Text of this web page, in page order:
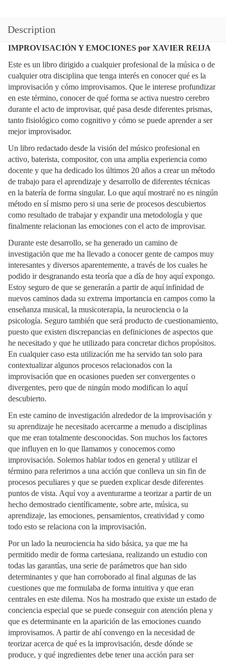
Description
IMPROVISACIÓN Y EMOCIONES por XAVIER REIJA
Este es un libro dirigido a cualquier profesional de la música o de
cualquier otra disciplina que tenga interés en conocer qué es la
improvisación y cómo improvisamos. Que le interese profundizar
en este término, conocer de qué forma se activa nuestro cerebro
durante el acto de improvisar, qué pasa desde diferentes prismas,
tanto fisiológico como cognitivo y cómo se puede aprender a ser
mejor improvisador.
Un libro redactado desde la visión del músico profesional en
activo, baterista, compositor, con una amplia experiencia como
docente y que ha dedicado los últimos 20 años a crear un método
de trabajo para el aprendizaje y desarrollo de diferentes técnicas
en la batería de forma singular. Lo que aquí mostraré no es ningún
método en sí mismo pero si una serie de procesos descubiertos
como resultado de trabajar y expandir una metodología y que
finalmente relacionan las emociones con el acto de improvisar.
Durante este desarrollo, se ha generado un camino de
investigación que me ha llevado a conocer gente de campos muy
interesantes y diversos aparentemente, a través de los cuales he
podido ir desgranando esta teoría que a día de hoy aquí expongo.
Estoy seguro de que se generarán a partir de aquí infinidad de
nuevos caminos dada su extrema importancia en campos como la
enseñanza musical, la musicoterapia, la neurociencia o la
psicología. Seguro también que será producto de cuestionamiento,
puesto que existen discrepancias en definiciones de aspectos que
he necesitado y que he utilizado para concretar dichos propósitos.
En cualquier caso esta utilización me ha servido tan solo para
contextualizar algunos procesos relacionados con la
improvisación que en ocasiones pueden ser convergentes o
divergentes, pero que de ningún modo modifican lo aquí
descubierto.
En este camino de investigación alrededor de la improvisación y
su aprendizaje he necesitado acercarme a menudo a disciplinas
que me eran totalmente desconocidas. Son muchos los factores
que influyen en lo que llamamos y conocemos como
improvisación. Solemos hablar todos en general y utilizar el
término para referirnos a una acción que conlleva un sin fin de
procesos peculiares y que se pueden explicar desde diferentes
puntos de vista. Aquí voy a aventurarme a teorizar a partir de un
hecho demostrado científicamente, sobre arte, música, su
aprendizaje, las emociones, pensamientos, creatividad y como
todo esto se relaciona con la improvisación.
Por un lado la neurociencia ha sido básica, ya que me ha
permitido medir de forma cartesiana, realizando un estudio con
todas las garantías, una serie de parámetros que han sido
determinantes y que han corroborado al final algunas de las
cuestiones que me formulaba de forma intuitiva y que eran
centrales en este dilema. Nos ha mostrado que existe un estado de
conciencia especial que se puede conseguir con atención plena y
que es determinante en la aparición de las emociones cuando
improvisamos. A partir de ahí convengo en la necesidad de
teorizar acerca de qué es la improvisación, desde dónde se
produce, y qué ingredientes debe tener una acción para ser